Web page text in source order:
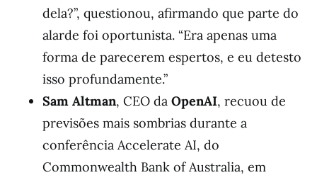
dela?”, questionou, afirmando que parte do
alarde foi oportunista. “Era apenas uma
forma de parecerem espertos, e eu detesto
isso profundamente.”
Sam Altman, CEO da OpenAI, recuou de
previsões mais sombrias durante a
conferência Accelerate AI, do
Commonwealth Bank of Australia, em